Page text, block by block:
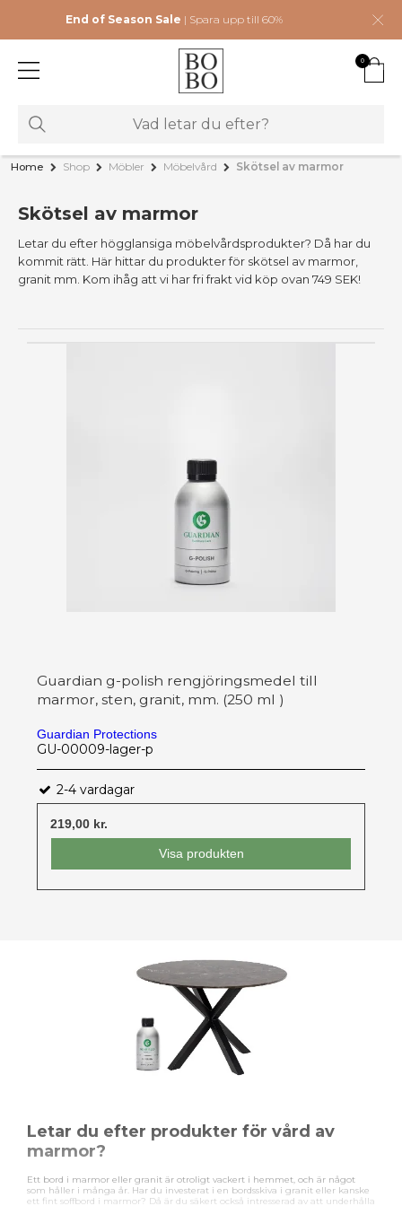
End of Season Sale | Spara upp till 60%
0
Home Shop Möbler Möbelvård Skötsel av marmor
Skötsel av marmor
Letar du efter högglansiga möbelvårdsprodukter? Då har du
kommit rätt. Här hittar du produkter för skötsel av marmor,
granit mm. Kom ihåg att vi har fri frakt vid köp ovan 749 SEK!
Guardian g-polish rengjöringsmedel till
marmor, sten, granit, mm. (250 ml )
Guardian Protections
GU-00009-lager-p
2-4 vardagar
219,00 kr.
Visa produkten
Letar du efter produkter för vård av
marmor?
Ett bord i marmor eller granit är otroligt vackert i hemmet, och är något
som håller i många år. Har du investerat i en bordsskiva i granit eller kanske
ett fint soffbord i marmor? Då är du säkert också intresserad av att underhålla